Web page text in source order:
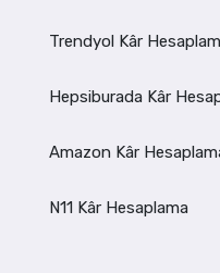
Trendyol Kâr
Hepsiburada Kâr
Amazon Kâr
N11 Kâr Hesaplama